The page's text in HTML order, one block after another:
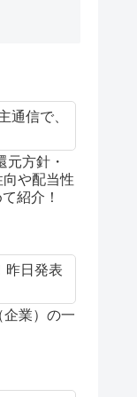
通信で、
元方針・
や配当性
紹介！
昨日発表
企業）の一